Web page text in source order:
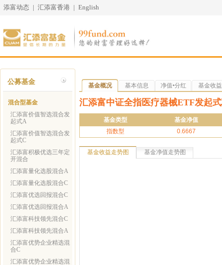
添富动态 | 汇添富香港 | English
公募基金
混合型基金
汇添富价值智选混合发
起式A
汇添富价值智选混合发
起式C
汇添富积极优选三年定
开混合
汇添富量化选股混合A
汇添富量化选股混合C
汇添富优选回报混合C
汇添富优选回报混合A
汇添富科技领先混合C
汇添富科技领先混合A
汇添富优势企业精选混
合C
汇添富优势企业精选混
基金概况 基本信息 净值•分红 基金收益
汇添富中证全指医疗器械ETF发起
基金类型
基金净值
指数型
0.6667
基金收益走势图 基金净值走势图